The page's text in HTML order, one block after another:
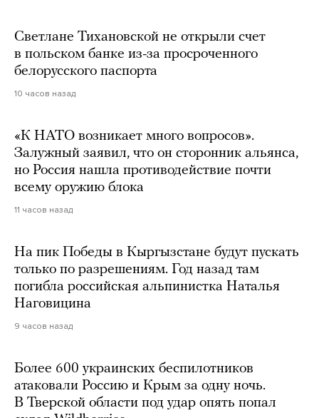
Светлане Тихановской не открыли счет
в польском банке из-за просроченного
белорусского паспорта
10 часов назад
«К НАТО возникает много вопросов».
Залужный заявил, что он сторонник альянса,
но Россия нашла противодействие почти
всему оружию блока
11 часов назад
На пик Победы в Кыргызстане будут пускать
только по разрешениям. Год назад там
погибла российская альпинистка Наталья
Наговицина
9 часов назад
Более 600 украинских беспилотников
атаковали Россию и Крым за одну ночь.
В Тверской области под удар опять попал